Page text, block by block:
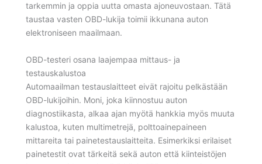
tarkemmin ja oppia uutta omasta ajoneuvostaan. Tätä
taustaa vasten OBD-lukija toimii ikkunana auton
elektroniseen maailmaan.
OBD-testeri osana laajempaa mittaus- ja
testauskalustoa
Automaailman testauslaitteet eivät rajoitu pelkästään
OBD-lukijoihin. Moni, joka kiinnostuu auton
diagnostiikasta, alkaa ajan myötä hankkia myös muuta
kalustoa, kuten multimetrejä, polttoainepaineen
mittareita tai painetestauslaitteita. Esimerkiksi erilaiset
painetestit ovat tärkeitä sekä auton että kiinteistöjen